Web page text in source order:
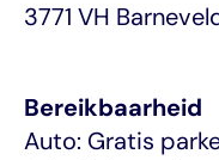
3771 VH
Bereikbaarheid
Auto: Gratis